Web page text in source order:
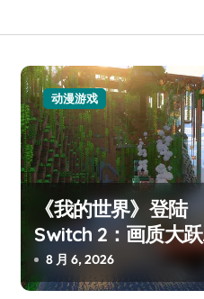
动漫游戏
《我的世界》登陆
Switch 2：画质大跃
进，但鼠标操控才是
杀手锏？
8 月 6, 2026
学霸主，
体系’砸
级牌桌